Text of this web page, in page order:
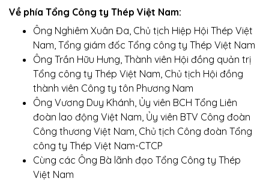
Về phía Tổng Công ty Thép Việt Nam:
Ông Nghiêm Xuân Đa, Chủ tịch Hiệp Hội Thép Việt
Nam, Tổng giám đốc Tổng công ty Thép Việt Nam
Ông Trần Hữu Hưng, Thành viên Hội đồng quản trị
Tổng công ty Thép Việt Nam, Chủ tịch Hội đồng
thành viên Công ty tôn Phương Nam
Ông Vương Duy Khánh, Ủy viên BCH Tổng Liên
đoàn lao động Việt Nam, Ủy viên BTV Công đoàn
Công thương Việt Nam, Chủ tịch Công đoàn Tổng
công ty Thép Việt Nam-CTCP
Cùng các Ông Bà lãnh đạo Tổng Công ty Thép
Việt Nam